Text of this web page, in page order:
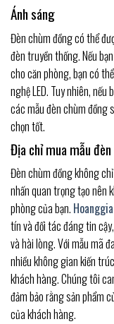
Ánh sáng
Đèn chùm đồng có thể
đèn truyền thống. Nếu
cho căn phòng, bạn có
nghệ LED. Tuy nhiên,
các mẫu đèn chùm đồng
chọn tốt.
Địa chỉ mua mẫu
Đèn chùm đồng không
nhấn quan trọng tạo nên
phòng của bạn.
tín và đối tác đáng tin
và hài lòng. Với mẫu mã
nhiều không gian kiến
khách hàng. Chúng tôi
đảm bảo rằng sản phẩm
của khách hàng.